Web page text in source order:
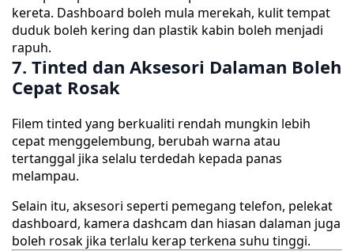
kereta. Dashboard boleh mula merekah, kulit tempat
duduk boleh kering dan plastik kabin boleh menjadi
rapuh.
7. Tinted dan Aksesori Dalaman Boleh
Cepat Rosak
Filem tinted yang berkualiti rendah mungkin lebih
cepat menggelembung, berubah warna atau
tertanggal jika selalu terdedah kepada panas
melampau.
Selain itu, aksesori seperti pemegang telefon, pelekat
dashboard, kamera dashcam dan hiasan dalaman juga
boleh rosak jika terlalu kerap terkena suhu tinggi.